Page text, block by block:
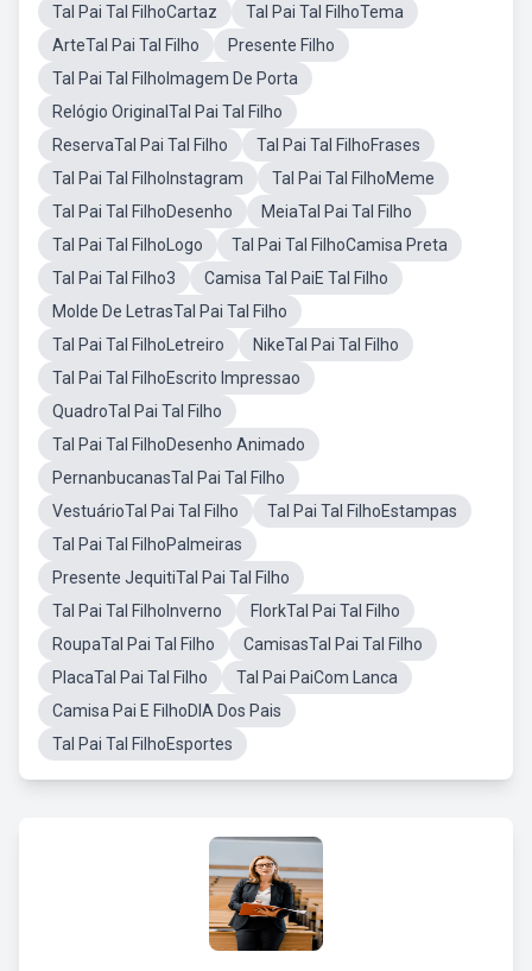
Tal Pai Tal FilhoCartaz
Tal Pai Tal FilhoTema
ArteTal Pai Tal Filho
Presente Filho
Tal Pai Tal FilhoImagem De Porta
Relógio OriginalTal Pai Tal Filho
ReservaTal Pai Tal Filho
Tal Pai Tal FilhoFrases
Tal Pai Tal FilhoInstagram
Tal Pai Tal FilhoMeme
Tal Pai Tal FilhoDesenho
MeiaTal Pai Tal Filho
Tal Pai Tal FilhoLogo
Tal Pai Tal FilhoCamisa Preta
Tal Pai Tal Filho3
Camisa Tal PaiE Tal Filho
Molde De LetrasTal Pai Tal Filho
Tal Pai Tal FilhoLetreiro
NikeTal Pai Tal Filho
Tal Pai Tal FilhoEscrito Impressao
QuadroTal Pai Tal Filho
Tal Pai Tal FilhoDesenho Animado
PernanbucanasTal Pai Tal Filho
VestuárioTal Pai Tal Filho
Tal Pai Tal FilhoEstampas
Tal Pai Tal FilhoPalmeiras
Presente JequitiTal Pai Tal Filho
Tal Pai Tal FilhoInverno
FlorkTal Pai Tal Filho
RoupaTal Pai Tal Filho
CamisasTal Pai Tal Filho
PlacaTal Pai Tal Filho
Tal Pai PaiCom Lanca
Camisa Pai E FilhoDIA Dos Pais
Tal Pai Tal FilhoEsportes